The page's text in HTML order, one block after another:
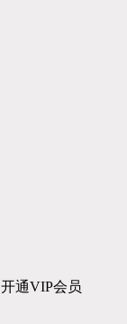
开通VIP会员